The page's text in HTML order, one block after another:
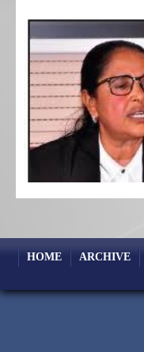
HOME ARCHIVE